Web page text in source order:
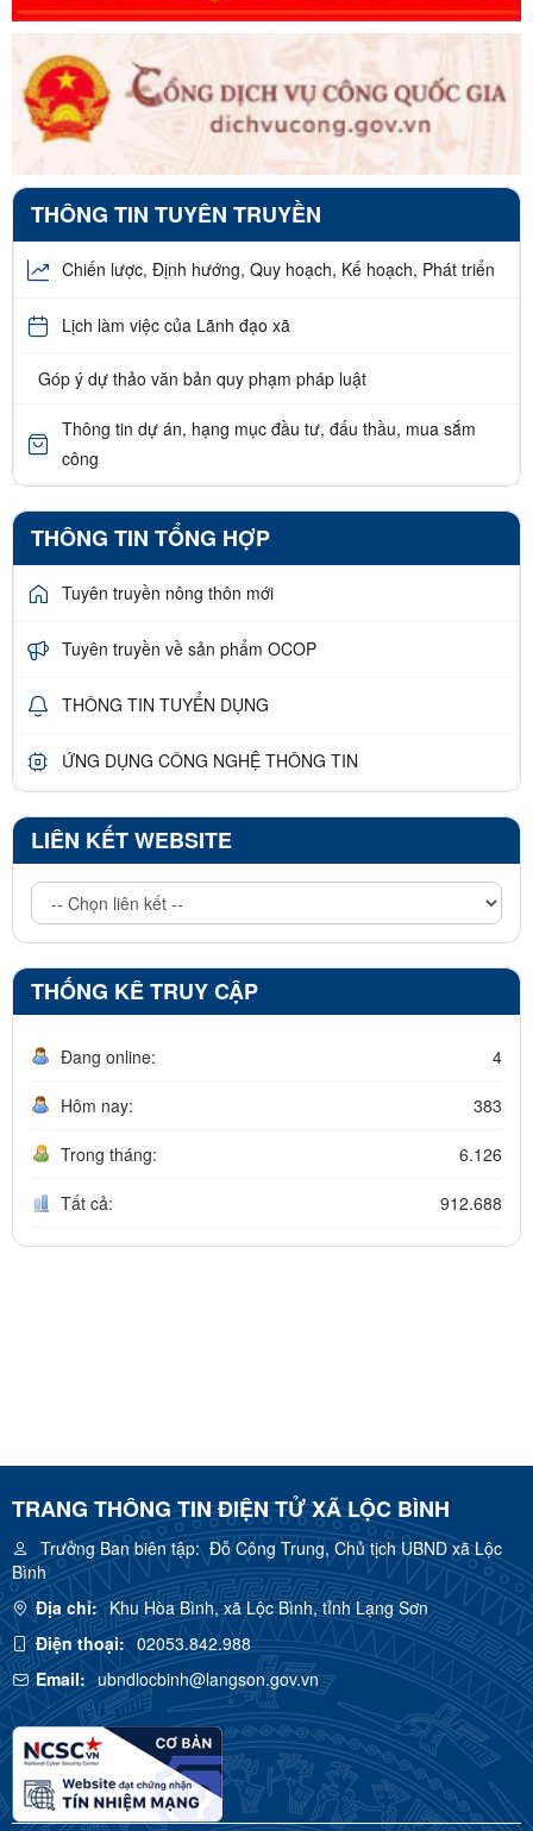
THÔNG TIN TUYÊN TRUYỀN
Chiến lược, Định hướng, Quy hoạch, Kế hoạch, Phát triển
Lịch làm việc của Lãnh đạo xã
Góp ý dự thảo văn bản quy phạm pháp luật
Thông tin dự án, hạng mục đầu tư, đấu thầu, mua sắm
công
THÔNG TIN TỔNG HỢP
Tuyên truyền nông thôn mới
Tuyên truyền về sản phẩm OCOP
THÔNG TIN TUYỂN DỤNG
ỨNG DỤNG CÔNG NGHỆ THÔNG TIN
LIÊN KẾT WEBSITE
THỐNG KÊ TRUY CẬP
Đang online: 4
Hôm nay: 383
Trong tháng: 6.126
Tất cả: 912.688
TRANG THÔNG TIN ĐIỆN TỬ XÃ LỘC BÌNH
Trưởng Ban biên tập:Đỗ Công Trung, Chủ tịch UBND xã Lộc
Bình
Địa chỉ: Khu Hòa Bình, xã Lộc Bình, tỉnh Lạng Sơn
Điện thoại: 02053.842.988
Email: ubndlocbinh@langson.gov.vn